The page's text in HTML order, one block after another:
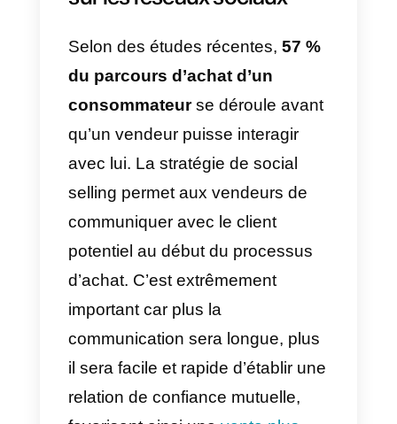
avec les gens, mais aussi à
établir des relations et à identifier
le moment où il faut conclure la
d’apparaître comme une
nuisance ou unspamavec nos
promotions.
C’est ce qu’est lesocial selling
si vous avez une
Facebook
, Instagram ou
WhatsApp Business, vous êtes